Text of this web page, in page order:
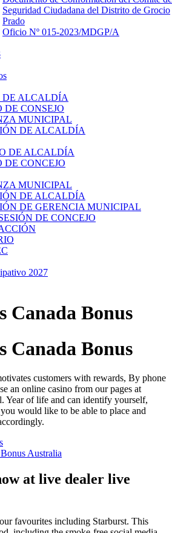
Seguridad Ciudadana del Distrito de Grocio
Prado
Oficio Nº 015-2023/MDGP/A
DE ALCALDÍA
DE CONSEJO
MUNICIPAL
DE ALCALDÍA
DE ALCALDÍA
DE CONCEJO
MUNICIPAL
DE ALCALDÍA
DE GERENCIA MUNICIPAL
DE CONCEJO
2027
Canada Bonus
Canada Bonus
customers with rewards, By phone
an online casino from our pages at
Year of life and can identify yourself,
would like to be able to place and
Australia
at live dealer live
favourites including Starburst. This